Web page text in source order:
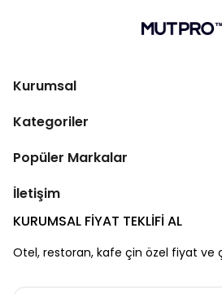
Kurumsal
Kategoriler
Popüler Markalar
İletişim
KURUMSAL FİYAT TEKLİFİ AL
Otel, restoran, kafe çin özel fiyat ve